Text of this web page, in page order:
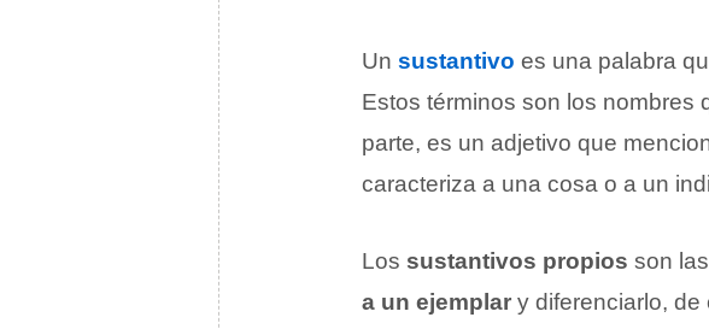
Un sustantivo es una palabra
Estos términos son los nombres
parte, es un adjetivo que
caracteriza a una cosa o a un
Los sustantivos propios son
a un ejemplar y diferenciarlo,